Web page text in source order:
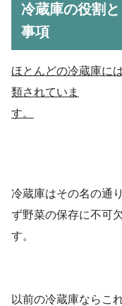
冷蔵庫の役割
事項
ほとんどの冷蔵庫に
類されていま
す。
冷蔵庫はその名の通
ず野菜の保存に不可
以前の冷蔵庫ならこ